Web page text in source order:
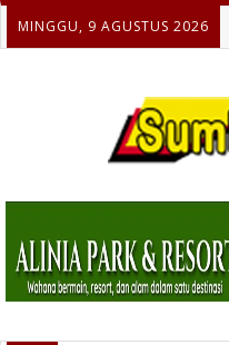
MINGGU, 9 AGUSTUS 2026